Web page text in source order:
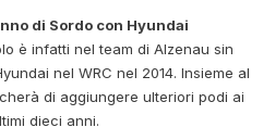
di Sordo con Hyundai
è infatti nel team di Alzenau sin
nel WRC nel 2014. Insieme al
di aggiungere ulteriori podi ai
dieci anni.